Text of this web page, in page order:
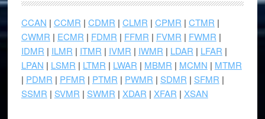
CCAN | CCMR | CDMR | CLMR | CPMR | CTMR |
CWMR | ECMR | FDMR | FFMR | FVMR | FWMR |
IDMR | ILMR | ITMR | IVMR | IWMR | LDAR | LFAR |
LPAN | LSMR | LTMR | LWAR | MBMR | MCMN | MTMR
| PDMR | PFMR | PTMR | PWMR | SDMR | SFMR |
SSMR | SVMR | SWMR | XDAR | XFAR | XSAN